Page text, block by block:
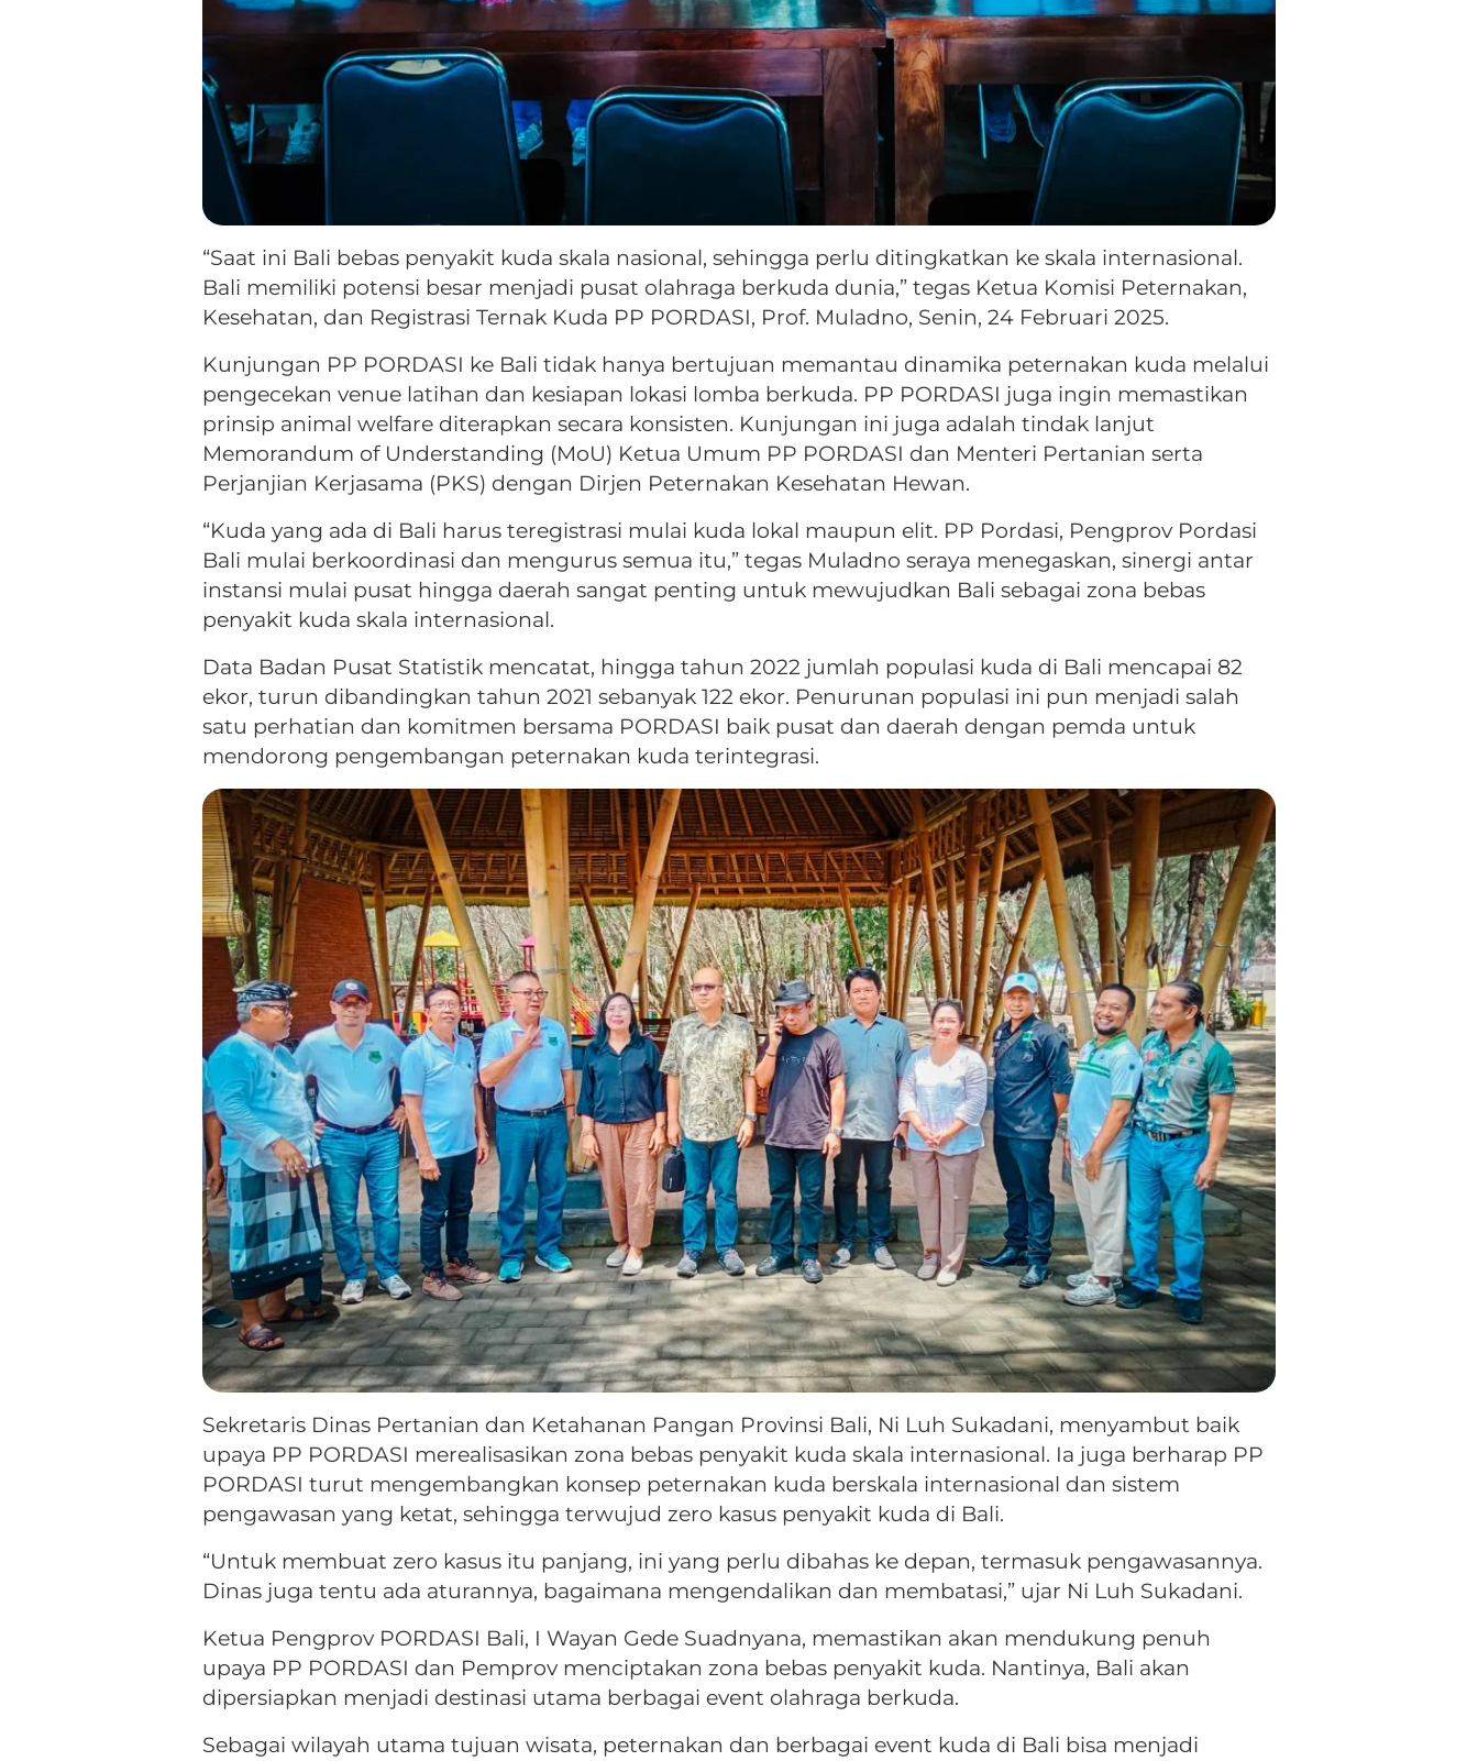
“Saat ini Bali bebas penyakit kuda skala nasional, sehingga perlu ditingkatkan ke skala internasional.
Bali memiliki potensi besar menjadi pusat olahraga berkuda dunia,” tegas Ketua Komisi Peternakan,
Kesehatan, dan Registrasi Ternak Kuda PP PORDASI, Prof. Muladno, Senin, 24 Februari 2025.
Kunjungan PP PORDASI ke Bali tidak hanya bertujuan memantau dinamika peternakan kuda melalui
pengecekan venue latihan dan kesiapan lokasi lomba berkuda. PP PORDASI juga ingin memastikan
prinsip animal welfare diterapkan secara konsisten. Kunjungan ini juga adalah tindak lanjut
Memorandum of Understanding (MoU) Ketua Umum PP PORDASI dan Menteri Pertanian serta
Perjanjian Kerjasama (PKS) dengan Dirjen Peternakan Kesehatan Hewan.
“Kuda yang ada di Bali harus teregistrasi mulai kuda lokal maupun elit. PP Pordasi, Pengprov Pordasi
Bali mulai berkoordinasi dan mengurus semua itu,” tegas Muladno seraya menegaskan, sinergi antar
instansi mulai pusat hingga daerah sangat penting untuk mewujudkan Bali sebagai zona bebas
penyakit kuda skala internasional.
Data Badan Pusat Statistik mencatat, hingga tahun 2022 jumlah populasi kuda di Bali mencapai 82
ekor, turun dibandingkan tahun 2021 sebanyak 122 ekor. Penurunan populasi ini pun menjadi salah
satu perhatian dan komitmen bersama PORDASI baik pusat dan daerah dengan pemda untuk
mendorong pengembangan peternakan kuda terintegrasi.
Sekretaris Dinas Pertanian dan Ketahanan Pangan Provinsi Bali, Ni Luh Sukadani, menyambut baik
upaya PP PORDASI merealisasikan zona bebas penyakit kuda skala internasional. Ia juga berharap PP
PORDASI turut mengembangkan konsep peternakan kuda berskala internasional dan sistem
pengawasan yang ketat, sehingga terwujud zero kasus penyakit kuda di Bali.
“Untuk membuat zero kasus itu panjang, ini yang perlu dibahas ke depan, termasuk pengawasannya.
Dinas juga tentu ada aturannya, bagaimana mengendalikan dan membatasi,” ujar Ni Luh Sukadani.
Ketua Pengprov PORDASI Bali, I Wayan Gede Suadnyana, memastikan akan mendukung penuh
upaya PP PORDASI dan Pemprov menciptakan zona bebas penyakit kuda. Nantinya, Bali akan
dipersiapkan menjadi destinasi utama berbagai event olahraga berkuda.
Sebagai wilayah utama tujuan wisata, peternakan dan berbagai event kuda di Bali bisa menjadi